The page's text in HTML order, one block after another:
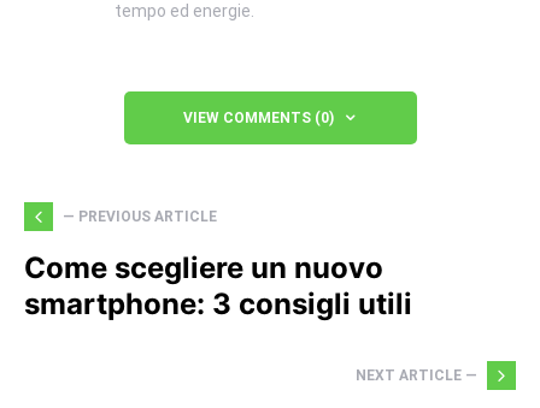
tempo ed energie.
VIEW COMMENTS (0)
— PREVIOUS ARTICLE
Come scegliere un nuovo
smartphone: 3 consigli utili
NEXT ARTICLE —